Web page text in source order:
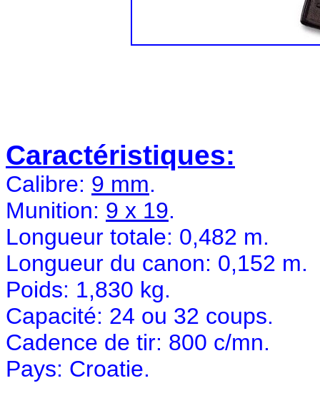
Caractéristiques:
Calibre: 9 mm.
Munition: 9 x 19.
Longueur totale: 0,482 m.
Longueur du canon: 0,152 m.
Poids: 1,830 kg.
Capacité: 24 ou 32 coups.
Cadence de tir: 800 c/mn.
Pays: Croatie.